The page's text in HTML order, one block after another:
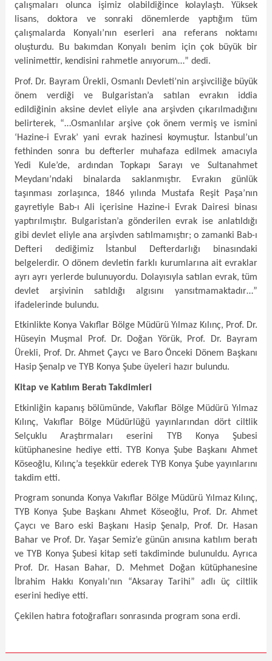
çalışmaları olunca işimiz olabildiğince kolaylaştı. Yüksek
lisans, doktora ve sonraki dönemlerde yaptığım tüm
çalışmalarda Konyalı’nın eserleri ana referans noktamı
oluşturdu. Bu bakımdan Konyalı benim için çok büyük bir
velinimettir, kendisini rahmetle anıyorum…” dedi.
Prof. Dr. Bayram Ürekli, Osmanlı Devleti’nin arşivciliğe büyük
önem verdiği ve Bulgaristan’a satılan evrakın iddia
edildiğinin aksine devlet eliyle ana arşivden çıkarılmadığını
belirterek, “…Osmanlılar arşive çok önem vermiş ve ismini
‘Hazine-i Evrak’ yani evrak hazinesi koymuştur. İstanbul’un
fethinden sonra bu defterler muhafaza edilmek amacıyla
Yedi Kule’de, ardından Topkapı Sarayı ve Sultanahmet
Meydanı’ndaki binalarda saklanmıştır. Evrakın günlük
taşınması zorlaşınca, 1846 yılında Mustafa Reşit Paşa’nın
gayretiyle Bab-ı Ali içerisine Hazine-i Evrak Dairesi binası
yaptırılmıştır. Bulgaristan’a gönderilen evrak ise anlatıldığı
gibi devlet eliyle ana arşivden satılmamıştır; o zamanki Bab-ı
Defteri dediğimiz İstanbul Defterdarlığı binasındaki
belgelerdir. O dönem devletin farklı kurumlarına ait evraklar
ayrı ayrı yerlerde bulunuyordu. Dolayısıyla satılan evrak, tüm
devlet arşivinin satıldığı algısını yansıtmamaktadır…”
ifadelerinde bulundu.
Etkinlikte Konya Vakıflar Bölge Müdürü Yılmaz Kılınç, Prof. Dr.
Hüseyin Muşmal Prof. Dr. Doğan Yörük, Prof. Dr. Bayram
Ürekli, Prof. Dr. Ahmet Çaycı ve Baro Önceki Dönem Başkanı
Hasip Şenalp ve TYB Konya Şube üyeleri hazır bulundu.
Kitap ve Katılım Beratı Takdimleri
Etkinliğin kapanış bölümünde, Vakıflar Bölge Müdürü Yılmaz
Kılınç, Vakıflar Bölge Müdürlüğü yayınlarından dört ciltlik
Selçuklu Araştırmaları eserini TYB Konya Şubesi
kütüphanesine hediye etti. TYB Konya Şube Başkanı Ahmet
Köseoğlu, Kılınç’a teşekkür ederek TYB Konya Şube yayınlarını
takdim etti.
Program sonunda Konya Vakıflar Bölge Müdürü Yılmaz Kılınç,
TYB Konya Şube Başkanı Ahmet Köseoğlu, Prof. Dr. Ahmet
Çaycı ve Baro eski Başkanı Hasip Şenalp, Prof. Dr. Hasan
Bahar ve Prof. Dr. Yaşar Semiz’e günün anısına katılım beratı
ve TYB Konya Şubesi kitap seti takdiminde bulunuldu. Ayrıca
Prof. Dr. Hasan Bahar, D. Mehmet Doğan kütüphanesine
İbrahim Hakkı Konyalı’nın “Aksaray Tarihi” adlı üç ciltlik
eserini hediye etti.
Çekilen hatıra fotoğrafları sonrasında program sona erdi.